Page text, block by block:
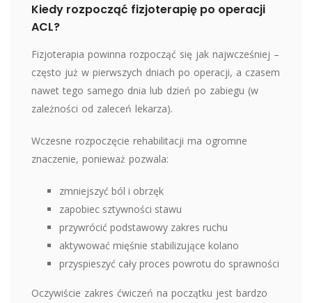
Kiedy rozpocząć fizjoterapię po operacji
ACL?
Fizjoterapia powinna rozpocząć się jak najwcześniej –
często już w pierwszych dniach po operacji, a czasem
nawet tego samego dnia lub dzień po zabiegu (w
zależności od zaleceń lekarza).
Wczesne rozpoczęcie rehabilitacji ma ogromne
znaczenie, ponieważ pozwala:
zmniejszyć ból i obrzęk
zapobiec sztywności stawu
przywrócić podstawowy zakres ruchu
aktywować mięśnie stabilizujące kolano
przyspieszyć cały proces powrotu do sprawności
Oczywiście zakres ćwiczeń na początku jest bardzo